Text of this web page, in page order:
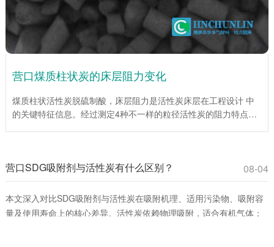
营口煤质柱状炭的床层阻力变化
煤质柱状活性炭脱硫制酸，床层阻力是活性炭床层在工程设计 中
的关键特征信息。经过测定4种不一样的粒径活性炭的阻力特点，
力较小时对床层平均阻力系数影响很大。活性炭(1mm)床层平均阻
力系数伴随着床层高度的增加而增加，活性炭(4mm、6mm、
10mm)床层平均阻力系数伴随着床层高度的增大而下降。
营口SDG吸附剂与活性炭有什么区别？ 08-04
本文深入对比SDG吸附剂与活性炭在吸附机理、适用污染物、吸附容
量及使用寿命上的核心差异。活性炭依赖物理吸附，适合有机气体；